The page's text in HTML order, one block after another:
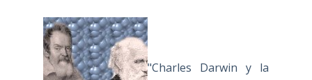
"Charles Darwin y la